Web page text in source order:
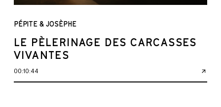
PÉPITE & JOSÈPHE
LE PÈLERINAGE DES CARCASSES
VIVANTES
00:10:44